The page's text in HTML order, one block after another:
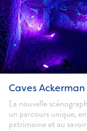
Caves Ackerman
La nouvelle
un parcours unique,
patrimoine et au